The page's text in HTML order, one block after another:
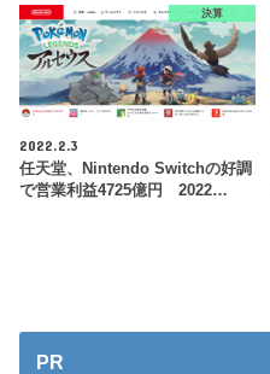
決算
2022.2.3
任天堂、Nintendo Switchの好調
で営業利益4725億円 2022…
PR